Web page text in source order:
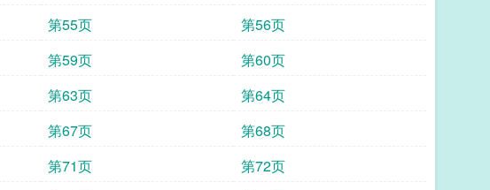
第55页
第56页
第59页
第60页
第63页
第64页
第67页
第68页
第71页
第72页